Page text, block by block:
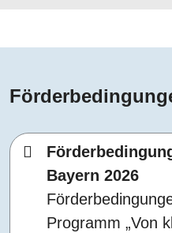
Bayern 2026
Programm „Von